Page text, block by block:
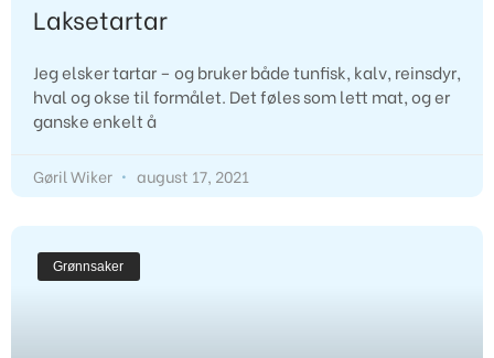
Laksetartar
Jeg elsker tartar – og bruker både tunfisk, kalv, reinsdyr,
hval og okse til formålet. Det føles som lett mat, og er
ganske enkelt å
Gøril Wiker august 17, 2021
Grønnsaker